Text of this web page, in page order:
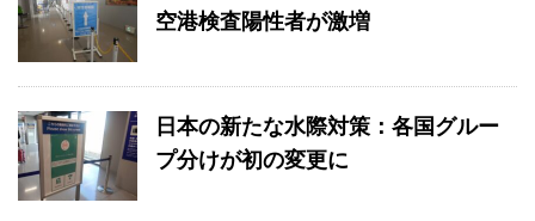
空港検査陽性者が激増
日本の新たな水際対策：各国グルー
プ分けが初の変更に